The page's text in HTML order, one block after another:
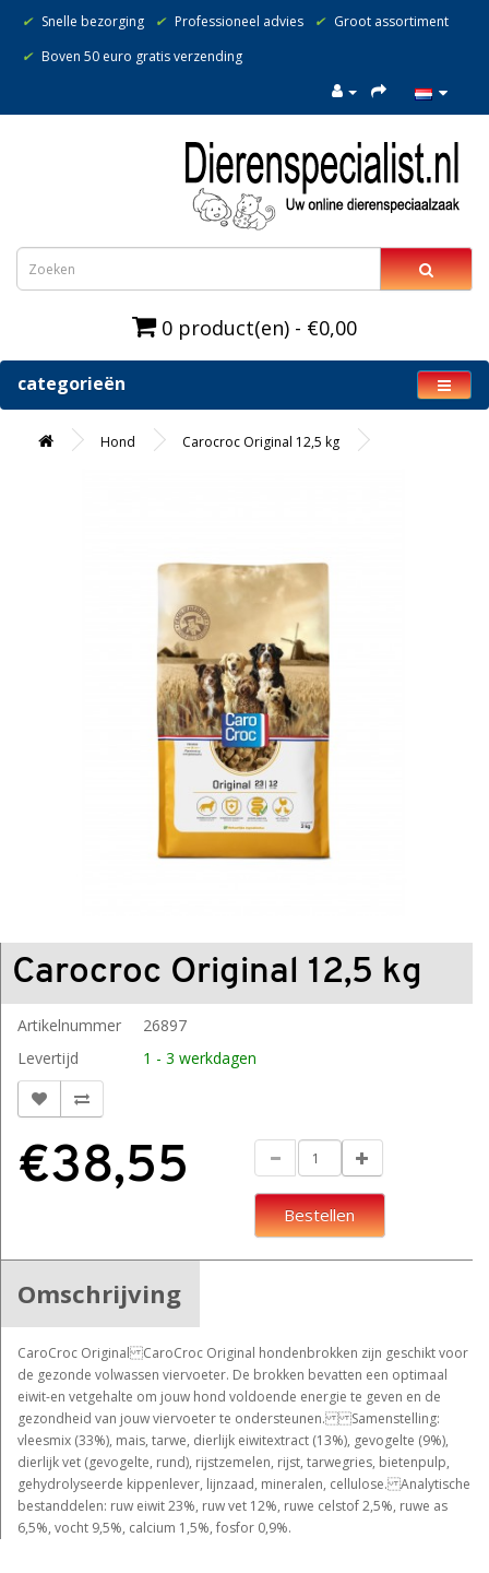
✔ Snelle bezorging ✔ Professioneel advies ✔ Groot assortiment
✔ Boven 50 euro gratis verzending
0 product(en) - €0,00
categorieën
Hond Carocroc Original 12,5 kg
Carocroc Original 12,5 kg
Artikelnummer
26897
Levertijd
1 - 3 werkdagen
€38,55
Bestellen
Omschrijving
CaroCroc Original CaroCroc Original hondenbrokken zijn geschikt voor
de gezonde volwassen viervoeter. De brokken bevatten een optimaal
eiwit-en vetgehalte om jouw hond voldoende energie te geven en de
gezondheid van jouw viervoeter te ondersteunen. Samenstelling:
vleesmix (33%), mais, tarwe, dierlijk eiwitextract (13%), gevogelte (9%),
dierlijk vet (gevogelte, rund), rijstzemelen, rijst, tarwegries, bietenpulp,
gehydrolyseerde kippenlever, lijnzaad, mineralen, cellulose. Analytische
bestanddelen: ruw eiwit 23%, ruw vet 12%, ruwe celstof 2,5%, ruwe as
6,5%, vocht 9,5%, calcium 1,5%, fosfor 0,9%.